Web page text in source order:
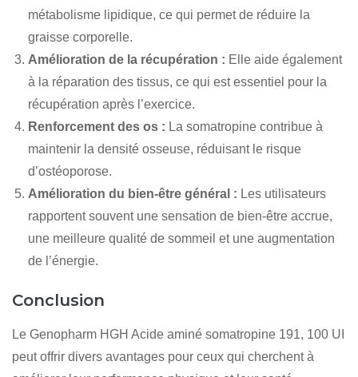
métabolisme lipidique, ce qui permet de réduire la
graisse corporelle.
Amélioration de la récupération : Elle aide également
à la réparation des tissus, ce qui est essentiel pour la
récupération après l’exercice.
Renforcement des os : La somatropine contribue à
maintenir la densité osseuse, réduisant le risque
d’ostéoporose.
Amélioration du bien-être général : Les utilisateurs
rapportent souvent une sensation de bien-être accrue,
une meilleure qualité de sommeil et une augmentation
de l’énergie.
Conclusion
Le Genopharm HGH Acide aminé somatropine 191, 100 UI
peut offrir divers avantages pour ceux qui cherchent à